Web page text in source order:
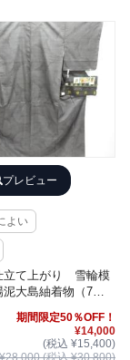
プレビュー
よい
て上がり 雪輪模
大島紬着物（7マ
期間限定50％OFF！
¥14,000
(税込 ¥15,400)